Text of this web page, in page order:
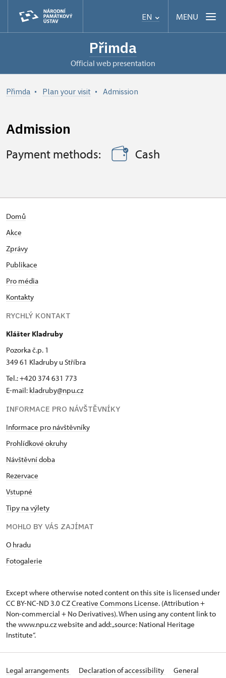
EN MENU
Přimda
Official web presentation
Přimda Plan your visit Admission
Admission
Payment methods: Cash
Domů
Akce
Zprávy
Publikace
Pro média
Kontakty
RYCHLÝ KONTAKT
Klášter Kladruby
Pozorka č.p. 1
349 61 Kladruby u Stříbra
Tel.: +420 374 631 773
E-mail: kladruby@npu.cz
INFORMACE PRO NÁVŠTĚVNÍKY
Informace pro návštěvníky
Prohlídkové okruhy
Návštěvní doba
Rezervace
Vstupné
Tipy na výlety
MOHLO BY VÁS ZAJÍMAT
O hradu
Fotogalerie
Except where otherwise noted content on this site is licensed under
CC BY-NC-ND 3.0 CZCreative Commons License. (Attribution +
Non-commercial + No Derivatives). When using any content link to
the www.npu.cz website and add: „source: National Heritage
Institute“.
Legal arrangements Declaration of accessibility
General